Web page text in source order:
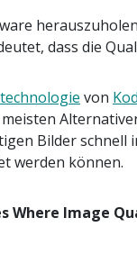
dass die
von
Bilder schnell
werden können.
Where Image